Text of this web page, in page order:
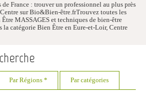
France : trouver un professionnel au plus près
sur Bio&Bien-être.frTrouvez toutes les
MASSAGES et techniques de bien-être
la catégorie Bien Être en Eure-et-Loir, Centre
Par Régions * Par catégories